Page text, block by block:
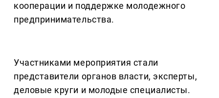
кооперации и поддержке молодежного
предпринимательства.
Участниками мероприятия стали
представители органов власти, эксперты,
деловые круги и молодые специалисты.